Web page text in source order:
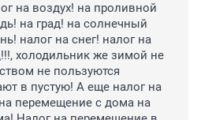
на воздух! на проливной
на град! на солнечный
налог на снег! налог на
холодильник же зимой не
не пользуются
в пустую! А еще налог на
перемещение с дома на